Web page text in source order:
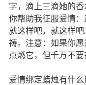
字，滴上三滴她的
你帮助我征服爱情：
就这样吧，就这样
祷。注意：如果你
点燃它，但千万不要
爱情绑定蜡烛有什么